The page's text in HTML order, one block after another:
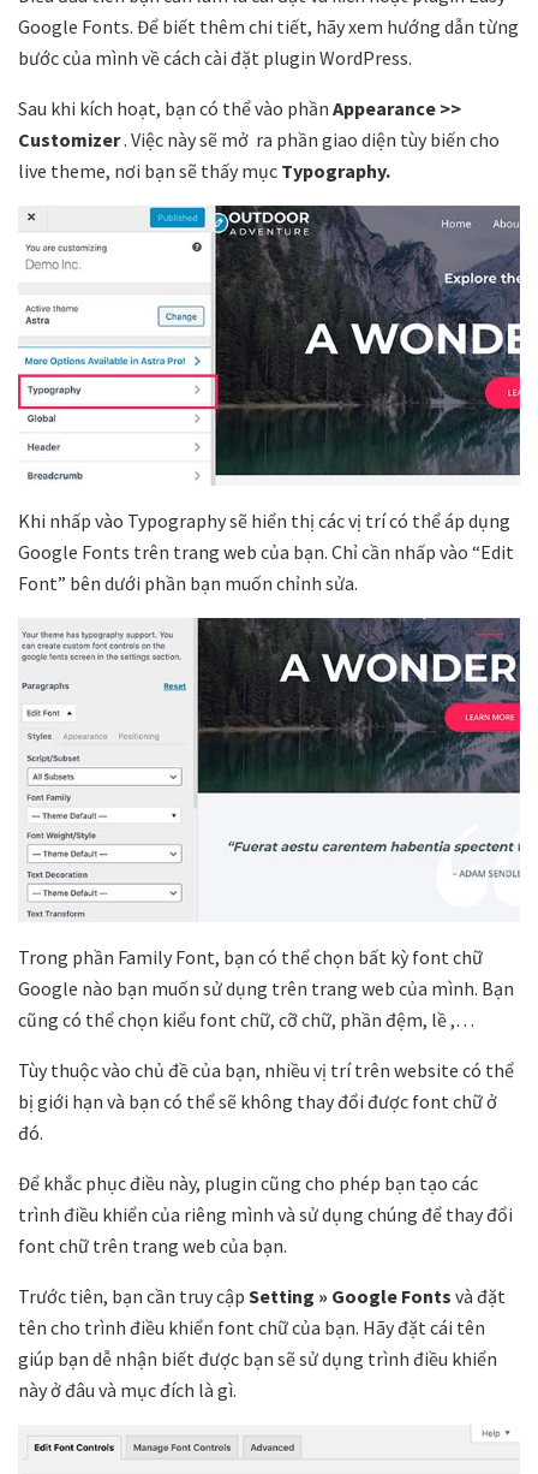
Google Fonts. Để biết thêm chi tiết, hãy xem hướng dẫn từng
bước của mình về cách cài đặt plugin WordPress.
Sau khi kích hoạt, bạn có thể vào phần Appearance >>
Customizer. Việc này sẽ mở ra phần giao diện tùy biến cho
live theme, nơi bạn sẽ thấy mục Typography.
Khi nhấp vào Typography sẽ hiển thị các vị trí có thể áp dụng
Google Fonts trên trang web của bạn. Chỉ cần nhấp vào “Edit
Font” bên dưới phần bạn muốn chỉnh sửa.
Trong phần Family Font, bạn có thể chọn bất kỳ font chữ
Google nào bạn muốn sử dụng trên trang web của mình. Bạn
cũng có thể chọn kiểu font chữ, cỡ chữ, phần đệm, lề ,…
Tùy thuộc vào chủ đề của bạn, nhiều vị trí trên website có thể
bị giới hạn và bạn có thể sẽ không thay đổi được font chữ ở
đó.
Để khắc phục điều này, plugin cũng cho phép bạn tạo các
trình điều khiển của riêng mình và sử dụng chúng để thay đổi
font chữ trên trang web của bạn.
Trước tiên, bạn cần truy cập Setting » Google Fonts và đặt
tên cho trình điều khiển font chữ của bạn. Hãy đặt cái tên
giúp bạn dễ nhận biết được bạn sẽ sử dụng trình điều khiển
này ở đâu và mục đích là gì.